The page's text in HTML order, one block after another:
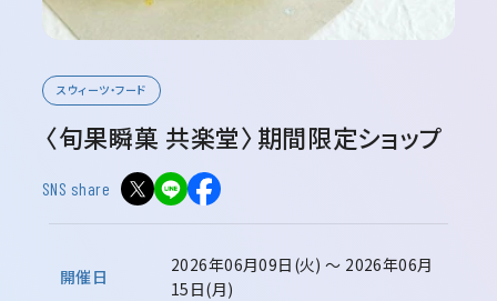
スウィーツ・フード
〈旬果瞬菓 共楽堂〉期間限定ショップ
SNS share
開催日
2026年06月09日(火) ～ 2026年06月
15日(月)